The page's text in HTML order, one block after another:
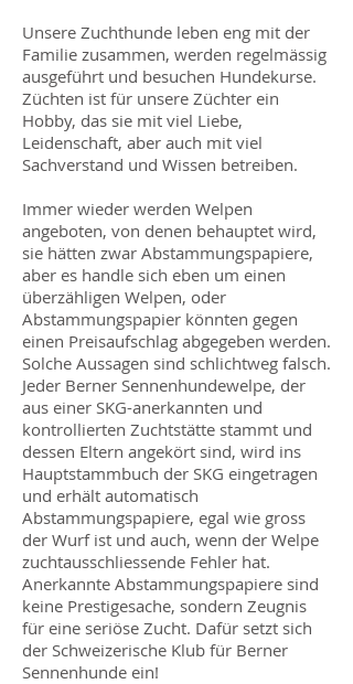
Unsere Zuchthunde leben eng mit der
Familie zusammen, werden regelmässig
ausgeführt und besuchen Hundekurse.
Züchten ist für unsere Züchter ein
Hobby, das sie mit viel Liebe,
Leidenschaft, aber auch mit viel
Sachverstand und Wissen betreiben.
Immer wieder werden Welpen
angeboten, von denen behauptet wird,
sie hätten zwar Abstammungspapiere,
aber es handle sich eben um einen
überzähligen Welpen, oder
Abstammungspapier könnten gegen
einen Preisaufschlag abgegeben werden.
Solche Aussagen sind schlichtweg falsch.
Jeder Berner Sennenhundewelpe, der
aus einer SKG-anerkannten und
kontrollierten Zuchtstätte stammt und
dessen Eltern angekört sind, wird ins
Hauptstammbuch der SKG eingetragen
und erhält automatisch
Abstammungspapiere, egal wie gross
der Wurf ist und auch, wenn der Welpe
zuchtausschliessende Fehler hat.
Anerkannte Abstammungspapiere sind
keine Prestigesache, sondern Zeugnis
für eine seriöse Zucht. Dafür setzt sich
der Schweizerische Klub für Berner
Sennenhunde ein!